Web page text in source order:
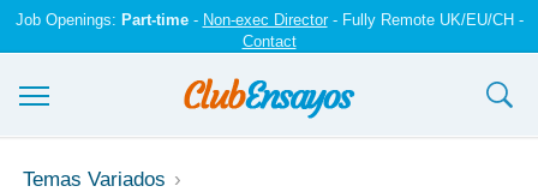
Job Openings: Part-time- Non-exec Director- Fully Remote UK/EU/CH -
Contact
Ensayos y trabajos
Temas Variados